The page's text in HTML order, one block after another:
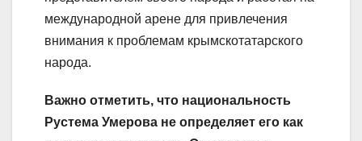
международной арене для привлечения
внимания к проблемам крымскотатарского
народа.
Важно отметить, что национальность
Рустема Умерова не определяет его как